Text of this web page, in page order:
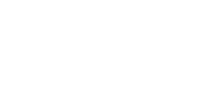
uit te proberen, altijd iets